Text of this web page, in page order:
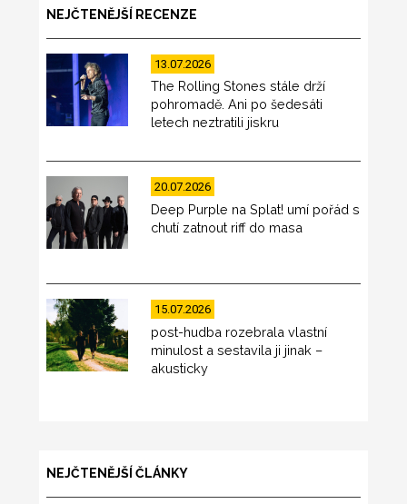
NEJČTENĚJŠÍ RECENZE
13.07.2026
The Rolling Stones stále drží
pohromadě. Ani po šedesáti
letech neztratili jiskru
20.07.2026
Deep Purple na Splat! umí pořád s
chutí zatnout riff do masa
15.07.2026
post-hudba rozebrala vlastní
minulost a sestavila ji jinak –
akusticky
NEJČTENĚJŠÍ ČLÁNKY